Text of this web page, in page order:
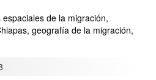
espaciales de la migración,
geografía de la migración,